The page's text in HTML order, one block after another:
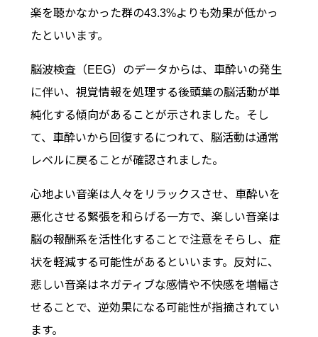
楽を聴かなかった群の43.3%よりも効果が低かっ
たといいます。
脳波検査（EEG）のデータからは、車酔いの発生
に伴い、視覚情報を処理する後頭葉の脳活動が単
純化する傾向があることが示されました。そし
て、車酔いから回復するにつれて、脳活動は通常
レベルに戻ることが確認されました。
心地よい音楽は人々をリラックスさせ、車酔いを
悪化させる緊張を和らげる一方で、楽しい音楽は
脳の報酬系を活性化することで注意をそらし、症
状を軽減する可能性があるといいます。反対に、
悲しい音楽はネガティブな感情や不快感を増幅さ
せることで、逆効果になる可能性が指摘されてい
ます。